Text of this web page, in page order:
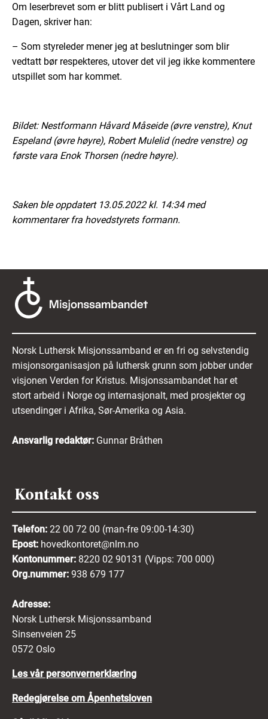
Om leserbrevet som er blitt publisert i Vårt Land og
Dagen, skriver han:
– Som styreleder mener jeg at beslutninger som blir
vedtatt bør respekteres, utover det vil jeg ikke kommentere
utspillet som har kommet.
Bildet: Nestformann Håvard Måseide (øvre venstre), Knut
Espeland (øvre høyre), Robert Mulelid (nedre venstre) og
første vara Enok Thorsen (nedre høyre).
Saken ble oppdatert 13.05.2022 kl. 14:34 med
kommentarer fra hovedstyrets formann.
Norsk Luthersk Misjonssamband er en fri og selvstendig
misjonsorganisasjon på luthersk grunn som jobber under
visjonen Verden for Kristus. Misjonssambandet har et
stort arbeid i Norge og internasjonalt, med prosjekter og
utsendinger i Afrika, Sør-Amerika og Asia.
Ansvarlig redaktør: Gunnar Bråthen
Kontakt oss
Telefon: 22 00 72 00 (man-fre 09:00-14:30)
Epost: hovedkontoret@nlm.no
Kontonummer: 8220 02 90131 (Vipps: 700 000)
Org.nummer: 938 679 177
Adresse:
Norsk Luthersk Misjonssamband
Sinsenveien 25
0572 Oslo
Les vår personvernerklæring
Redegjørelse om Åpenhetsloven